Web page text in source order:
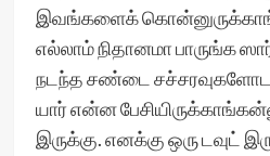
இவங்களைக்
எல்லாம் நிதானமா பாருங்க
நடந்த சண்டை சச்சரவுகளோட
யார் என்ன
இருக்கு. எனக்கு ஒரு டவுட்